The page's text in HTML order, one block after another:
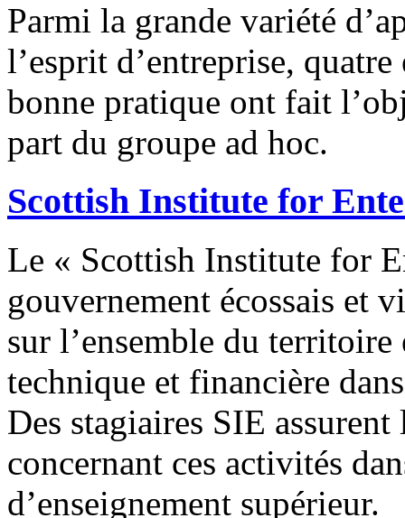
Parmi la grande variété
l’esprit d’entreprise,
bonne pratique ont fait
part du groupe ad hoc.
Scottish Institute for
Le « Scottish Institute for
gouvernement écossais et
sur l’ensemble du territoire
technique et financière
Des stagiaires SIE
concernant ces activités
d’enseignement supérieur.